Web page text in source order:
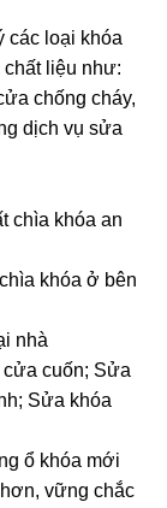
các loại khóa
liệu như:
chống cháy,
dịch vụ sửa
chìa khóa an
khóa ở bên
nhà
cuốn; Sửa
Sửa khóa
ổ khóa mới
vững chắc